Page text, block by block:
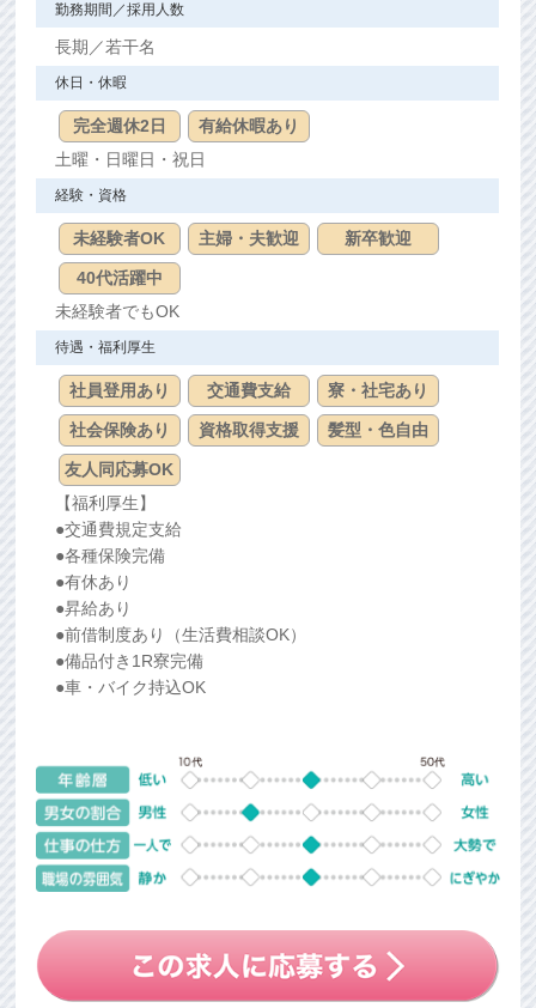
勤務期間／採用人数
長期／若干名
休日・休暇
完全週休2日
有給休暇あり
土曜・日曜日・祝日
経験・資格
未経験者OK 主婦・夫歓迎 新卒歓迎
40代活躍中
未経験者でもOK
待遇・福利厚生
社員登用あり 交通費支給 寮・社宅あり
社会保険あり 資格取得支援 髪型・色自由
友人同応募OK
【福利厚生】
●交通費規定支給
●各種保険完備
●有休あり
●昇給あり
●前借制度あり（生活費相談OK）
●備品付き1R寮完備
●車・バイク持込OK